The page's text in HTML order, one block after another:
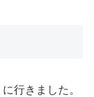
に行きました。